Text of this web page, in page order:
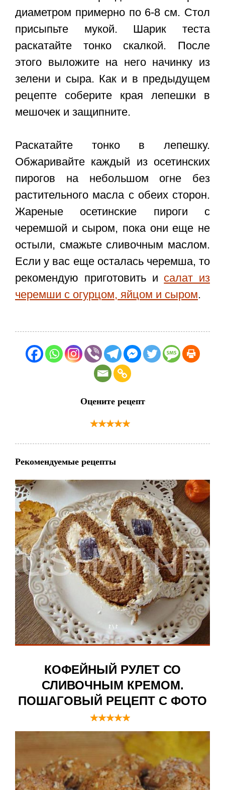
диаметром примерно по 6-8 см. Стол
присыпьте мукой. Шарик теста
раскатайте тонко скалкой. После
этого выложите на него начинку из
зелени и сыра. Как и в предыдущем
рецепте соберите края лепешки в
мешочек и защипните.
Раскатайте тонко в лепешку.
Обжаривайте каждый из осетинских
пирогов на небольшом огне без
растительного масла с обеих сторон.
Жареные осетинские пироги с
черемшой и сыром, пока они еще не
остыли, смажьте сливочным маслом.
Если у вас еще осталась черемша, то
рекомендую приготовить и салат из
черемши с огурцом, яйцом и сыром.
Оцените рецепт
Рекомендуемые рецепты
КОФЕЙНЫЙ РУЛЕТ СО
СЛИВОЧНЫМ КРЕМОМ.
ПОШАГОВЫЙ РЕЦЕПТ С ФОТО